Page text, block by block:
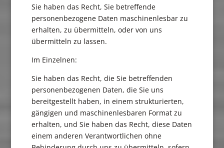
Sie haben das Recht, Sie betreffende
personenbezogene Daten maschinenlesbar zu
erhalten, zu übermitteln, oder von uns
übermitteln zu lassen.
Im Einzelnen:
Sie haben das Recht, die Sie betreffenden
personenbezogenen Daten, die Sie uns
bereitgestellt haben, in einem strukturierten,
gängigen und maschinenlesbaren Format zu
erhalten, und Sie haben das Recht, diese Daten
einem anderen Verantwortlichen ohne